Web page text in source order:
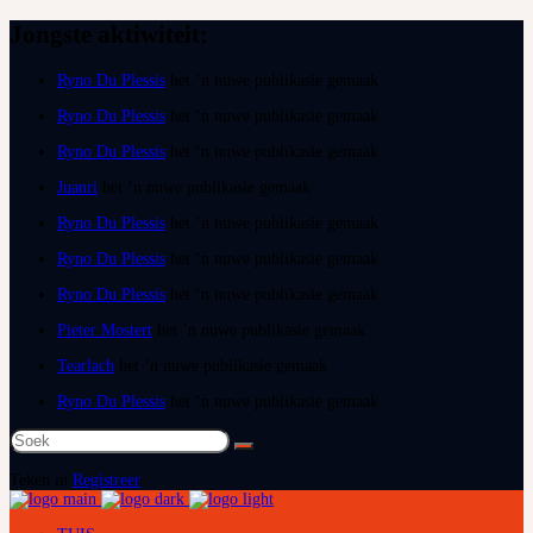
Ryno Du Plessis
Ryno Du Plessis
Ryno Du Plessis
Juanri
Ryno Du Plessis
Ryno Du Plessis
Ryno Du Plessis
Pieter Mostert
Tearlach
Ryno Du Plessis
Soek
na:
Registreer